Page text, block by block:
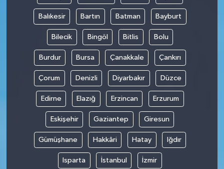
Balıkesir Bartın Batman Bayburt
Bilecik Bingöl Bitlis Bolu
Burdur Bursa Çanakkale Çankırı
Çorum Denizli Diyarbakır Düzce
Edirne Elazığ Erzincan Erzurum
Eskişehir Gaziantep Giresun
Gümüşhane Hakkâri Hatay Iğdır
Isparta İstanbul İzmir